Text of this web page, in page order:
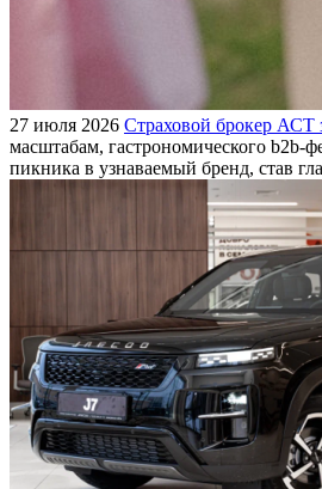
27 июля 2026 Страховой брокер АСТ
масштабам, гастрономического b2b-
пикника в узнаваемый бренд, став